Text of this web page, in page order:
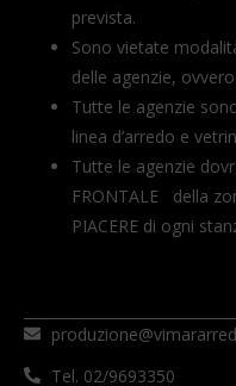
prevista.
Sono vietate
delle agenzie,
Tutte le agenzie
linea d’arredo e
Tutte le agenzie
FRONTALE della
PIACERE di ogni
Tel. 02/9693350